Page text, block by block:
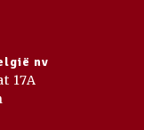
nv
17A